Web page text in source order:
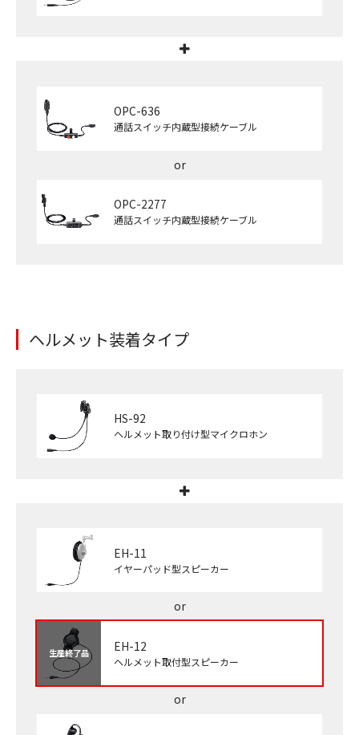
OPC-636
通話スイッチ内蔵型接続ケーブル
OPC-2277
通話スイッチ内蔵型接続ケーブル
ヘルメット装着タイプ
HS-92
ヘルメット取り付け型マイクロホン
EH-11
イヤーパッド型スピーカー
生産終了品 EH-12
ヘルメット取付型スピーカー